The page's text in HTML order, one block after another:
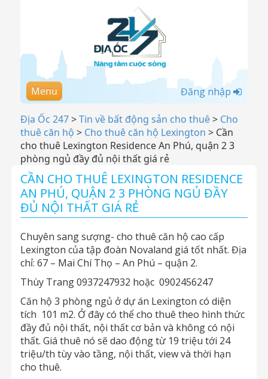
Menu Đăng nhập
Địa Ốc 247>Tin về bất động sản cho thuê> Cho
thuê căn hộ > Cho thuê căn hộ Lexington > Cần
cho thuê Lexington Residence An Phú, quận 2 3
phòng ngủ đầy đủ nội thất giá rẻ
CẦN CHO THUÊ LEXINGTON RESIDENCE
AN PHÚ, QUẬN 2 3 PHÒNG NGỦ ĐẦY
ĐỦ NỘI THẤT GIÁ RẺ
Chuyên sang sượng- cho thuê căn hộ cao cấp
Lexington của tập đoàn Novaland giá tốt nhất. Địa
chỉ: 67 – Mai Chí Thọ – An Phú – quận 2.
Thùy Trang 0937247932 hoặc 0902456247
Căn hộ 3 phòng ngủ ở dự án Lexington có diện
tích 101 m2. Ở đây có thể cho thuê theo hình thức
đầy đủ nội thất, nội thất cơ bản và không có nội
thất. Giá thuê nó sẽ dao động từ 19 triệu tới 24
triệu/th tùy vào tầng, nội thất, view và thời hạn
cho thuê.